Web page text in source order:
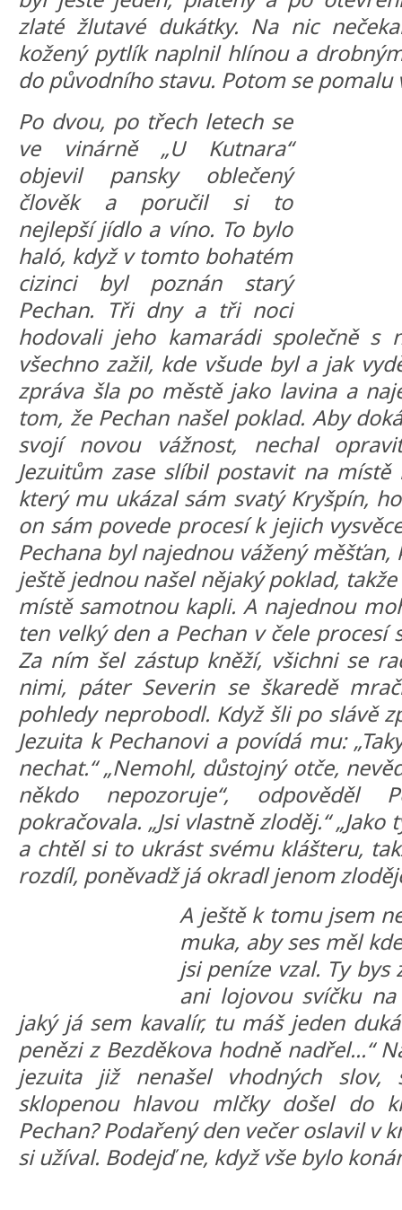
zlaté žlutavé dukátky. Na nic
kožený pytlík naplnil hlínou a
do původního stavu. Potom se pomalu
Po dvou, po třech letech se
ve vinárně „U Kutnara“
objevil pansky oblečený
člověk a poručil si to
nejlepší jídlo a víno. To bylo
haló, když v tomto bohatém
cizinci byl poznán starý
Pechan. Tři dny a tři noci
hodovali jeho kamarádi společně s
všechno zažil, kde všude byl a jak
zpráva šla po městě jako lavina a
tom, že Pechan našel poklad. Aby
svojí novou vážnost, nechal
Jezuitům zase slíbil postavit na místě
který mu ukázal sám svatý Kryšpín,
on sám povede procesí k jejich
Pechana byl najednou vážený
ještě jednou našel nějaký poklad,
místě samotnou kapli. A najednou
ten velký den a Pechan v čele procesí
Za ním šel zástup kněží, všichni se
nimi, páter Severin se škaredě
pohledy neprobodl. Když šli po slávě
Jezuita k Pechanovi a povídá mu:
nechat.“ „Nemohl, důstojný otče,
někdo nepozoruje“, odpověděl
pokračovala. „Jsi vlastně zloděj.“
a chtěl si to ukrást svému klášteru,
rozdíl, poněvadž já okradl jenom
A ještě k tomu jsem
muka, aby ses měl
jsi peníze vzal. Ty
ani lojovou svíčku
jaký já sem kavalír, tu máš jeden
penězi z Bezděkova hodně nadřel...“
jezuita již nenašel vhodných slov,
sklopenou hlavou mlčky došel do
Pechan? Podařený den večer oslavil v
si užíval. Bodejď ne, když vše bylo